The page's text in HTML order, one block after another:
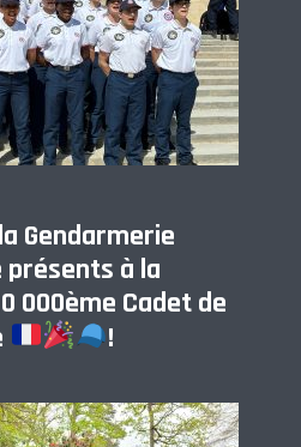
Gendarmerie
présents à la
000ème Cadet de
!